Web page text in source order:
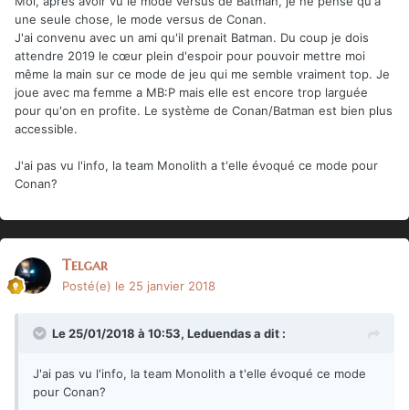
une seule chose, le mode versus de Conan.
J'ai convenu avec un ami qu'il prenait Batman. Du coup je dois
attendre 2019 le cœur plein d'espoir pour pouvoir mettre moi
même la main sur ce mode de jeu qui me semble vraiment top. Je
joue avec ma femme a MB:P mais elle est encore trop larguée
pour qu'on en profite. Le système de Conan/Batman est bien plus
accessible.
J'ai pas vu l'info, la team Monolith a t'elle évoqué ce mode pour
Conan?
Telgar
Posté(e) le 25 janvier 2018
Le 25/01/2018 à 10:53, Leduendasa dit :
J'ai pas vu l'info, la team Monolith a t'elle évoqué ce mode
pour Conan?